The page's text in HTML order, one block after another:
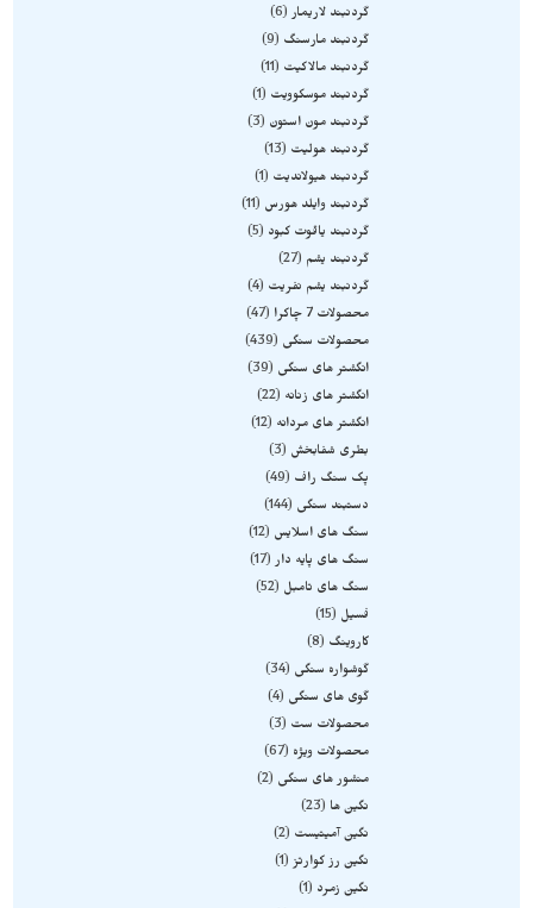
گردنبند لاریمار 6
گردنبند مارسنگ
9
گردنبند مالاکیت
11
گردنبند موسکوویت
1
گردنبند مون استون
3
گردنبند هولیت
13
گردنبند هیولاندیت
1
گردنبند وایلد هورس
11
گردنبند یاقوت کبود
5
گردنبند یشم
27
گردنبند یشم نفریت
4
محصولات 7 چاکرا
47
محصولات سنگی
439
انگشتر های سنگی
39
انگشتر های زنانه
22
انگشتر های مردانه
12
بطری شفابخش
3
پک سنگ راف
49
دستبند سنگی
144
سنگ های اسلایس
12
سنگ های پایه دار 17
سنگ های تامبل
52
فسیل
15
کاروینگ
8
گوشواره سنگی
34
گوی های سنگی
4
محصولات ست
3
محصولات ویژه
67
منشور های سنگی
2
نگین ها
23
نگین آمیتیست
2
نگین رز کوارتز 1
نگین زمرد
1